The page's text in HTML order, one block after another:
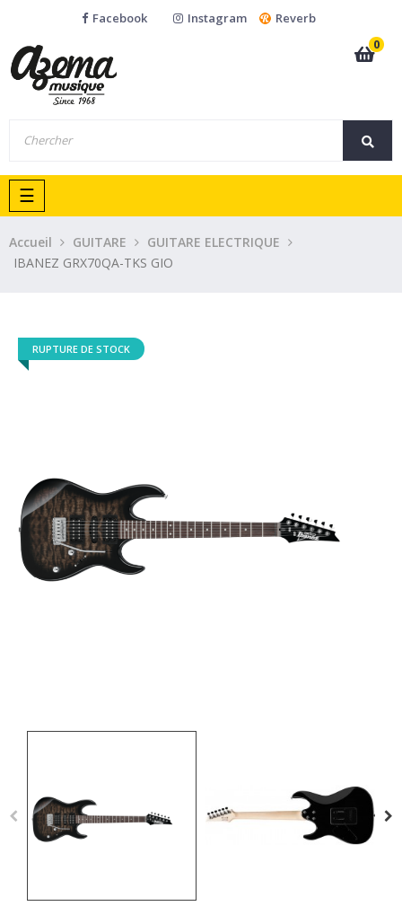
Facebook Instagram
Reverb
0
Basculer
la
navigation
☰
Accueil GUITARE
GUITARE ELECTRIQUE
IBANEZ GRX70QA-TKS GIO
RUPTURE DE STOCK